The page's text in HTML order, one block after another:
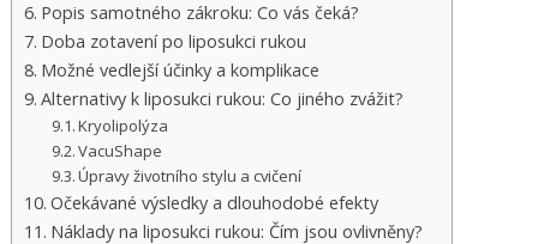
Popis samotného zákroku: Co vás čeká?
Doba zotavení po liposukci rukou
Možné vedlejší účinky a komplikace
Alternativy k liposukci rukou: Co jiného zvážit?
Kryolipolýza
VacuShape
Úpravy životního stylu a cvičení
Očekávané výsledky a dlouhodobé efekty
Náklady na liposukci rukou: Čím jsou ovlivněny?